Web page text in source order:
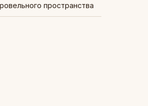
пространства